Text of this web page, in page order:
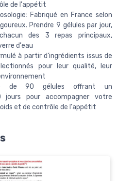
de l'appétit
Fabriqué en France selon
Prendre 9 gélules par jour,
des 3 repas principaux,
d'eau
à partir d'ingrédients issus de
pour leur qualité, leur
de 90 gélules offrant un
jours pour accompagner votre
et de contrôle de l'appétit